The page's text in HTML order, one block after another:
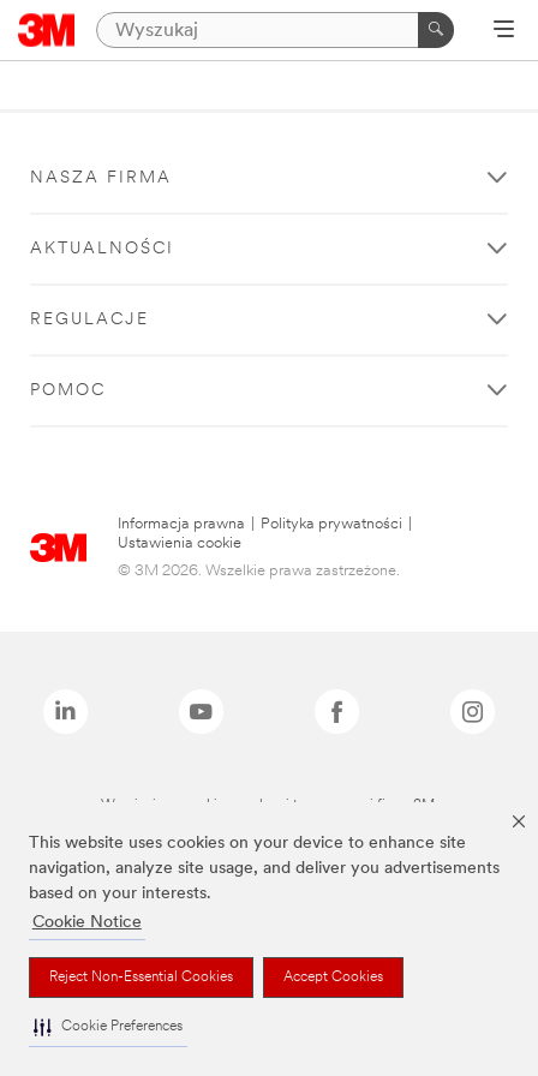
This website uses cookies on your device to enhance site
navigation, analyze site usage, and deliver you advertisements
based on your interests.
Cookie Notice
Reject Non-Essential Cookies Accept Cookies
Cookie Preferences
NASZA FIRMA
AKTUALNOŚCI
REGULACJE
POMOC
Informacja prawna Polityka prywatności
Ustawienia cookie
© 3M 2026. Wszelkie prawa zastrzeżone.
Wymienione marki są znakami towarowymi firmy 3M.